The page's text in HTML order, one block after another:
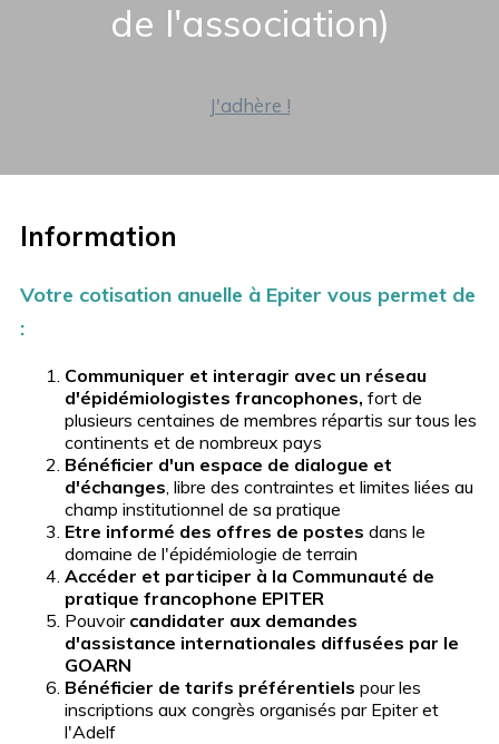
de l'association)
J'adhère !
Information
Votre cotisation anuelle à Epiter vous permet de
:
Communiquer et interagir avec un réseau
d'épidémiologistes francophones, fort de
plusieurs centaines de membres répartis sur tous les
continents et de nombreux pays
Bénéficier d'un espace de dialogue et
d'échanges , libre des contraintes et limites liées au
champ institutionnel de sa pratique
Etre informé des offres de postes dans le
domaine de l'épidémiologie de terrain
Accéder et participer à la Communauté de
pratique francophone EPITER
Pouvoir candidater aux demandes
d'assistance internationales diffusées par le
GOARN
Bénéficier de tarifs préférentiels pour les
inscriptions aux congrès organisés par Epiter et
l'Adelf